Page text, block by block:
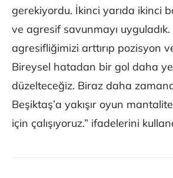
gerekiyordu. İkinci yarıda ikinci
ve agresif savunmayı
agresifliğimizi arttırıp pozisyon
Bireysel hatadan bir gol daha
düzelteceğiz. Biraz daha
Beşiktaş’a yakışır oyun
için çalışıyoruz.” ifadelerini